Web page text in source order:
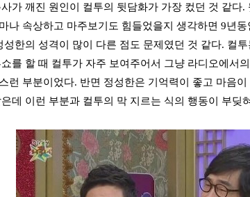
가 깨진 원인이 컬투의 뒷담화가 가장 컸던 것 같
나 속상하고 마주보기도 힘들었을지 생각하면 9년
한의 성격이 많이 다른 점도 문제였던 것 같다. 컬
를 할 때 컬투가 자주 보여주어서 그냥 라디오에서
런 부분이었다. 반면 정성한은 기억력이 좋고 마음
데 이런 부분과 컬투의 막 지르는 식의 행동이 부딪